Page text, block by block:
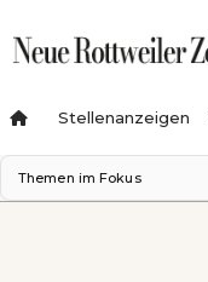
Stellenanzeigen
Themen im Fokus